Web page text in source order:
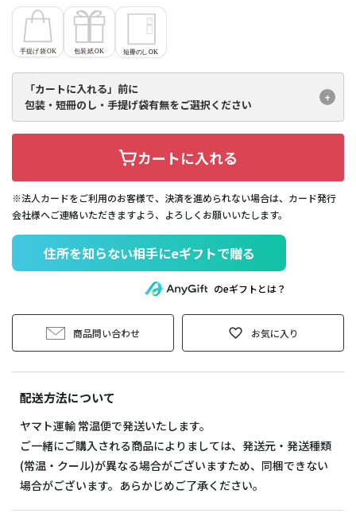
「カートに入れる」前に
包装・短冊のし・手提げ袋有無をご選択ください
カートに入れる
※法人カードをご利用のお客様で、決済を進められない場合は、カード発行
会社様へご連絡いただきますよう、よろしくお願いいたします。
住所を知らない相手にeギフトで贈る
のeギフトとは？
商品問い合わせ お気に入り
配送方法について
ヤマト運輸 常温便で発送いたします。
ご一緒にご購入される商品によりましては、発送元・発送種類
(常温・クール)が異なる場合がございますため、同梱できない
場合がございます。あらかじめご了承ください。